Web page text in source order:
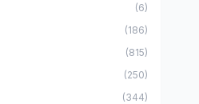
(6)
(186)
(815)
(250)
(344)